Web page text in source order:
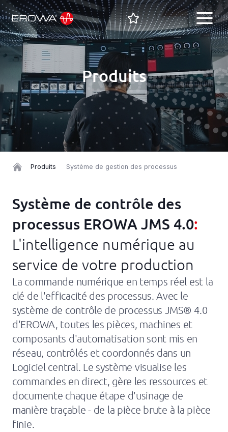
English
Deutsch
Italiano
Secteurs
Solutions
Produits
Carrières
À propos de nous
Sociétés
Produits
Produits Système de gestion des processus
Système de contrôle des
processus EROWA JMS 4.0:
L'intelligence numérique au
service de votre production
La commande numérique en temps réel est la
clé de l'efficacité des processus. Avec le
système de contrôle de processus JMS® 4.0
d'EROWA, toutes les pièces, machines et
composants d'automatisation sont mis en
réseau, contrôlés et coordonnés dans un
Logiciel central. Le système visualise les
commandes en direct, gère les ressources et
documente chaque étape d'usinage de
manière traçable - de la pièce brute à la pièce
finie.